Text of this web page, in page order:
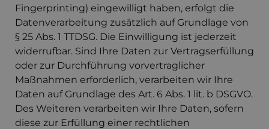
Fingerprinting) eingewilligt haben, erfolgt die
Datenverarbeitung zusätzlich auf Grundlage von
§ 25 Abs. 1 TTDSG. Die Einwilligung ist jederzeit
widerrufbar. Sind Ihre Daten zur Vertragserfüllung
oder zur Durchführung vorvertraglicher
Maßnahmen erforderlich, verarbeiten wir Ihre
Daten auf Grundlage des Art. 6 Abs. 1 lit. b DSGVO.
Des Weiteren verarbeiten wir Ihre Daten, sofern
diese zur Erfüllung einer rechtlichen